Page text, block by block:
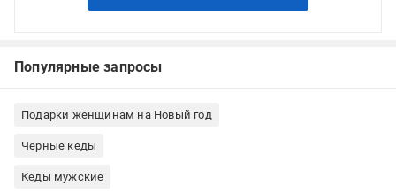
Популярные запросы
Подарки женщинам на Новый год
Черные кеды
Кеды мужские